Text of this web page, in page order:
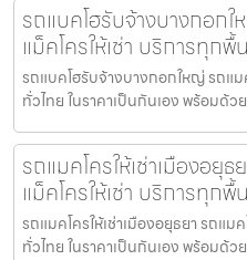
รถแบคโฮรับจ้างบางกอก
แม็คโครให้เช่า บริการทุก
รถแบคโฮรับจ้างบางกอกใหญ่ รถแม
ทั่วไทย ในราคาเป็นกันเอง พร้อมด้
รถแมคโครให้เช่าเมืองอยุ
แม็คโครให้เช่า บริการทุก
รถแมคโครให้เช่าเมืองอยุธยา รถแม
ทั่วไทย ในราคาเป็นกันเอง พร้อมด้